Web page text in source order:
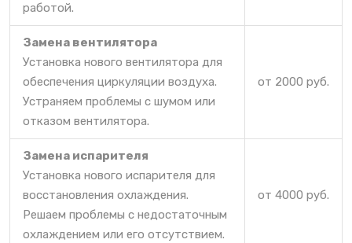
работой.
Замена вентилятора
Установка нового вентилятора для
обеспечения циркуляции воздуха.
Устраняем проблемы с шумом или
отказом вентилятора.
от 2000 руб.
Замена испарителя
Установка нового испарителя для
восстановления охлаждения.
Решаем проблемы с недостаточным
охлаждением или его отсутствием.
от 4000 руб.